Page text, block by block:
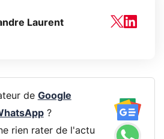
Laurent
de Google
?
rien rater de l'actu